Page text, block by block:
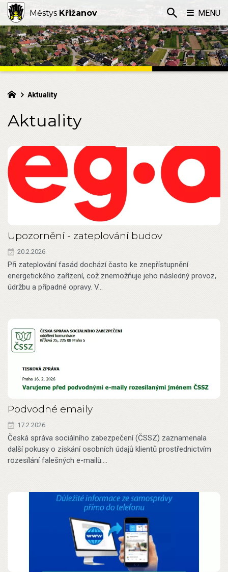
Aktuality
Aktuality
Upozornění - zateplování budov
20.2.2026
Při zateplování fasád dochází často ke znepřístupnění
energetického zařízení, což znemožňuje jeho následný provoz,
údržbu a případné opravy. V…
Podvodné emaily
17.2.2026
Česká správa sociálního zabezpečení (ČSSZ) zaznamenala
další pokusy o získání osobních údajů klientů prostřednictvím
rozesílání falešných e-mailů.…
Městys Křižanov MENU